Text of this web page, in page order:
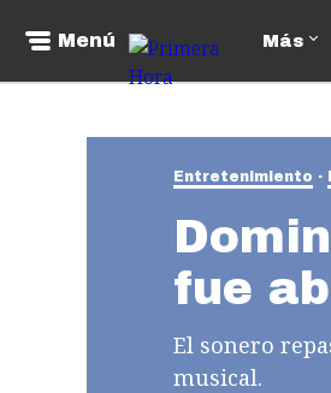
Menú Más
Entretenimiento
fue
El sonero
musical.